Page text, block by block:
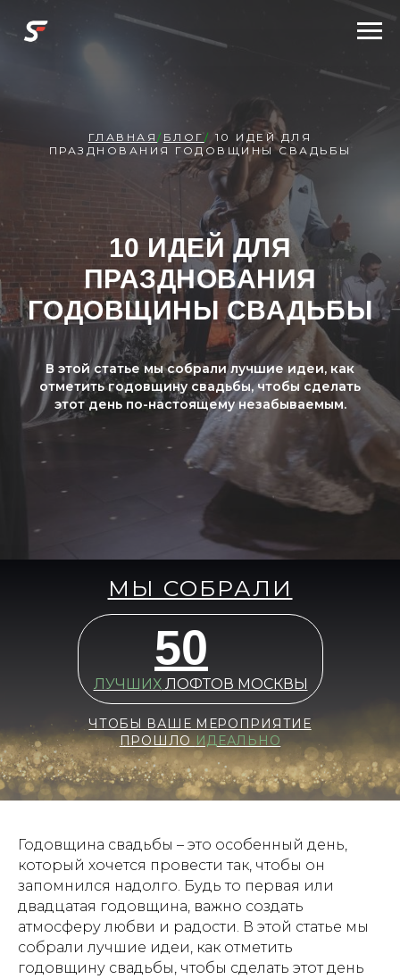
ГЛАВНАЯ/ БЛОГ /10 ИДЕЙ ДЛЯ
ПРАЗДНОВАНИЯ ГОДОВЩИНЫ СВАДЬБЫ
10 ИДЕЙ ДЛЯ
ПРАЗДНОВАНИЯ
ГОДОВЩИНЫ СВАДЬБЫ
В этой статье мы собрали лучшие идеи, как
отметить годовщину свадьбы, чтобы сделать
этот день по-настоящему незабываемым.
МЫ СОБРАЛИ
ЧТОБЫ ВАШЕ МЕРОПРИЯТИЕ
ПРОШЛОИДЕАЛЬНО
ЛУЧШИХЛОФТОВ МОСКВЫ
50
Годовщина свадьбы – это особенный день,
который хочется провести так, чтобы он
запомнился надолго. Будь то первая или
двадцатая годовщина, важно создать
атмосферу любви и радости. В этой статье мы
собрали лучшие идеи, как отметить
годовщину свадьбы, чтобы сделать этот день